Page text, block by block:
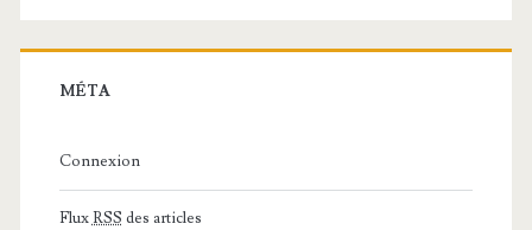
MÉTA
Connexion
FluxRSS des articles